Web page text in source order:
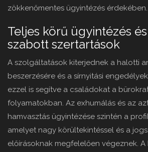
zökkenőmentes ügyintézés érdekében.
Teljes körű ügyintézés
szabott szertartások
A szolgáltatások kiterjednek a halotti
beszerzésére és a sírnyitási
ezzel is segítve a családokat a
folyamatokban. Az exhumálás és az
hamvasztás ügyintézése szintén a
amelyet nagy körültekintéssel és a
előírásoknak megfelelően végeznek. A